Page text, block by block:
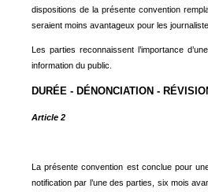
dispositions de la présente convention
seraient moins avantageux pour les
Les parties reconnaissent l’importance
information du public.
DURÉE - DÉNONCIATION -
Article 2
La présente convention est conclue pour
notification par l’une des parties, six mois